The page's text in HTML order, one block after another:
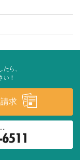
ら、
い！
求